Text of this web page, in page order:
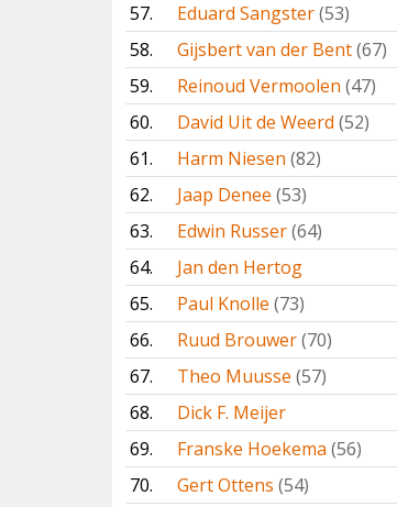
57.
Eduard Sangster(53)
58.
Gijsbert van der Bent(67)
59.
Reinoud Vermoolen (47)
60.
David Uit de Weerd (52)
61.
Harm Niesen (82)
62.
Jaap Denee (53)
63.
Edwin Russer(64)
64.
Jan den Hertog
65.
Paul Knolle (73)
66.
Ruud Brouwer(70)
67.
Theo Muusse (57)
68.
Dick F. Meijer
69.
Franske Hoekema (56)
70.
Gert Ottens (54)